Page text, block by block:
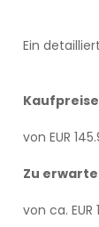
Ein
von EUR
Zu
von ca. EUR